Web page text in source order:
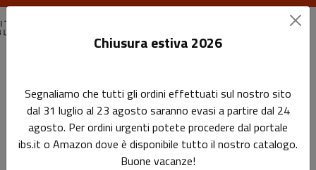
Giorgia Di Marcantonio
Pagina di Giorgia Di Marcantonio
Chiusura estiva 2026
Segnaliamo che tutti gli ordini effettuati sul nostro sito
dal 31 luglio al 23 agosto saranno evasi a partire dal 24
agosto. Per ordini urgenti potete procedere dal portale
ibs.it o Amazon dove è disponibile tutto il nostro catalogo.
Buone vacanze!